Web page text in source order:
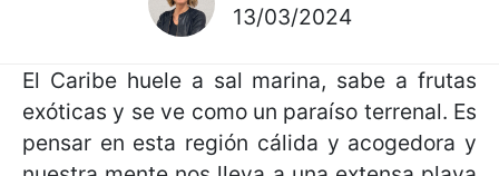
13/03/2024
El Caribe huele a sal marina, sabe a frutas
exóticas y se ve como un paraíso terrenal. Es
pensar en esta región cálida y acogedora y